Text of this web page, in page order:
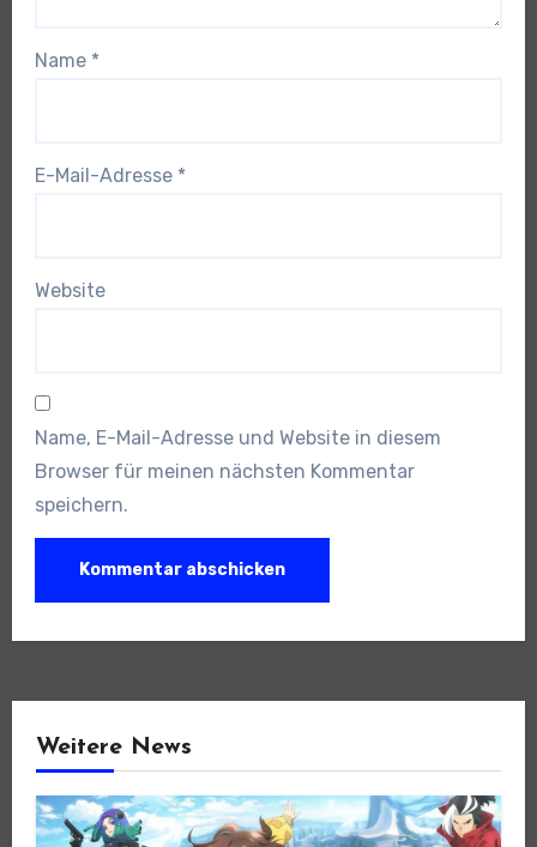
Name *
E-Mail-Adresse *
Website
Name, E-Mail-Adresse und Website in diesem
Browser für meinen nächsten Kommentar
speichern.
Weitere News